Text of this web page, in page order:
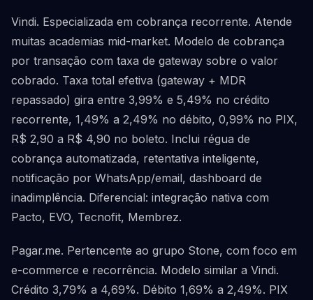
Vindi. Especializada em cobrança recorrente. Atende
muitas academias mid-market. Modelo de cobrança
por transação com taxa de gateway sobre o valor
cobrado. Taxa total efetiva (gateway + MDR
repassado) gira entre 3,99% e 5,49% no crédito
recorrente, 1,49% a 2,49% no débito, 0,99% no PIX,
R$ 2,90 a R$ 4,90 no boleto. Inclui régua de
cobrança automatizada, retentativa inteligente,
notificação por WhatsApp/email, dashboard de
inadimplência. Diferencial: integração nativa com
Pacto, EVO, Tecnofit, Membrez.
Pagar.me. Pertencente ao grupo Stone, com foco em
e-commerce e recorrência. Modelo similar a Vindi.
Crédito 3,79% a 4,69%. Débito 1,69% a 2,49%. PIX